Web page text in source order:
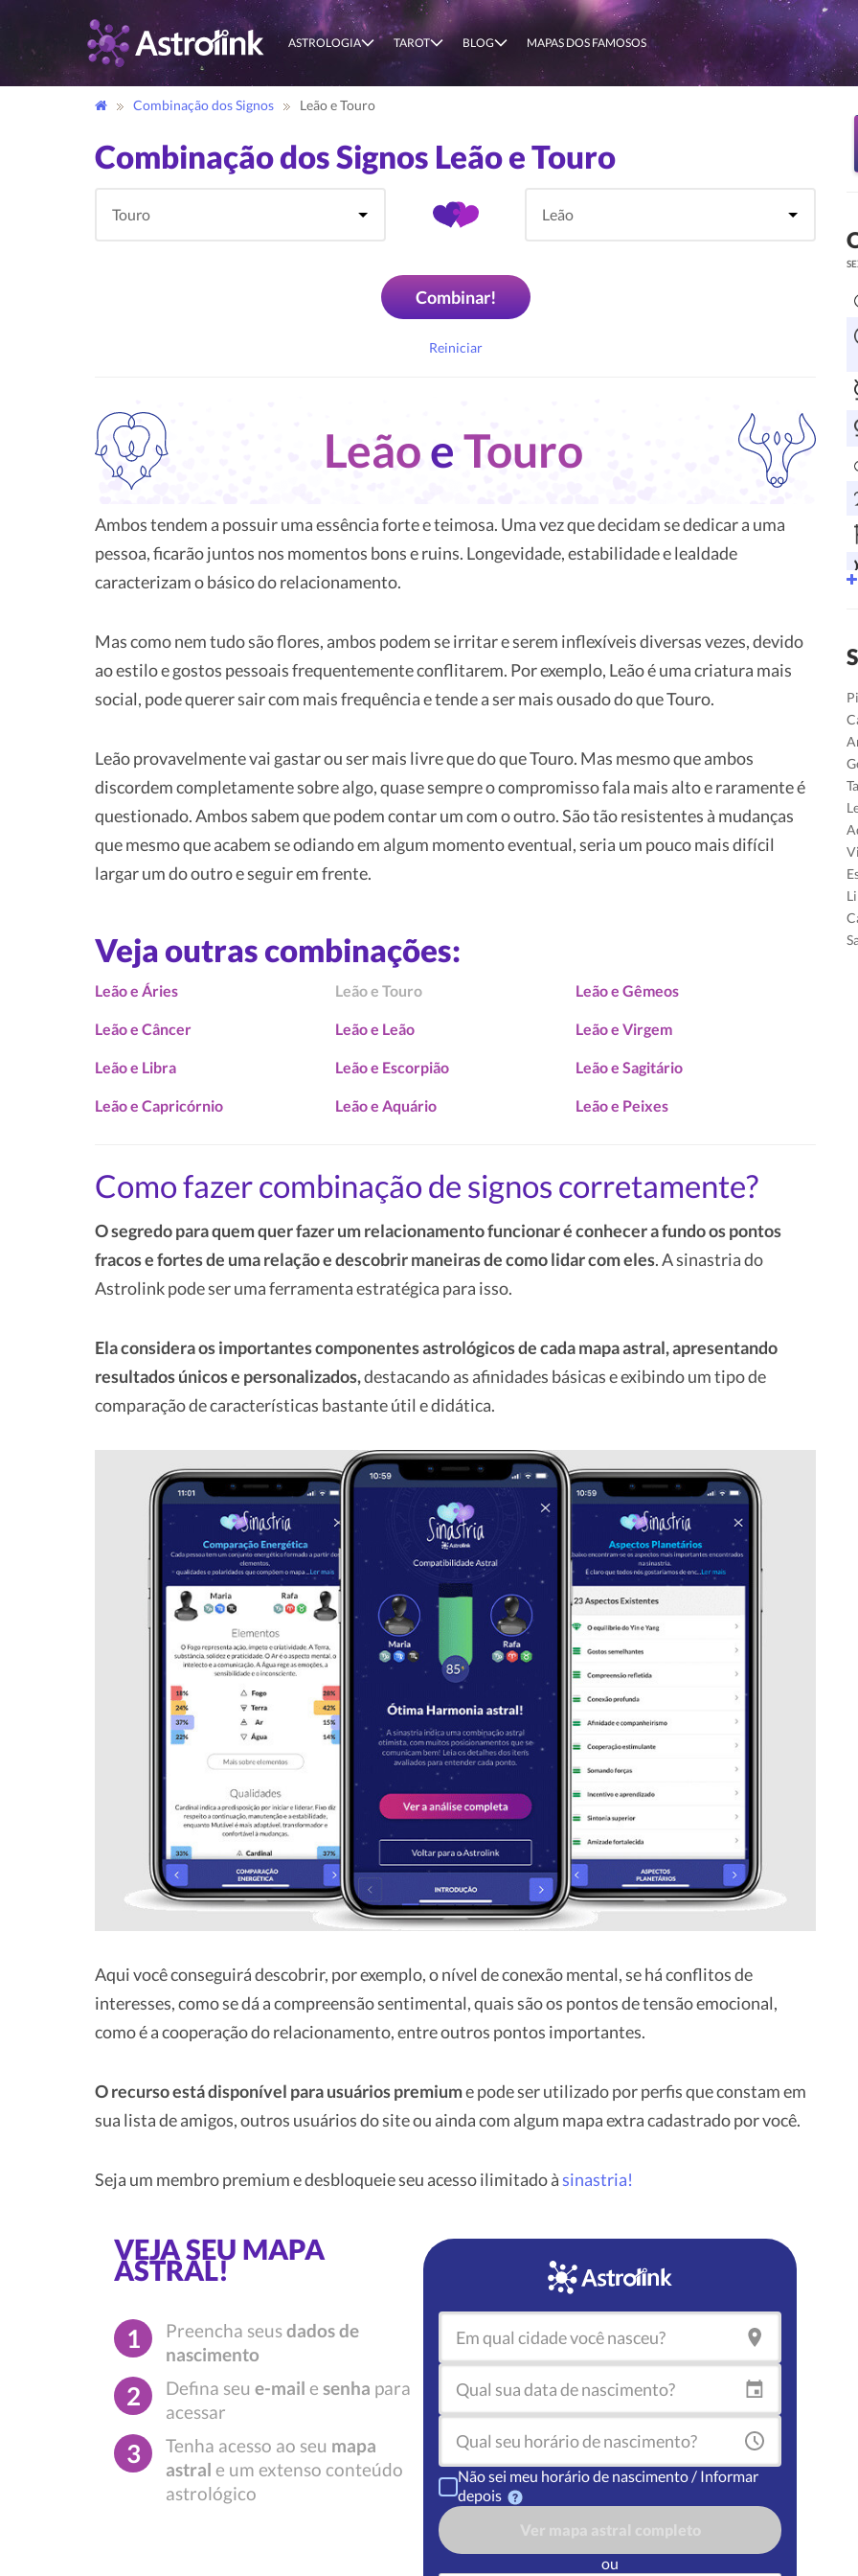
ASTROLOGIA TAROT BLOG MAPAS DOS FAMOSOS
Combinação dos Signos Leão e Touro
Combinação dos Signos Leão e Touro
Combinar!
Reiniciar
LeãoeTouro
Ambos tendem a possuir uma essência forte e teimosa. Uma vez que decidam se dedicar a uma
pessoa, ficarão juntos nos momentos bons e ruins. Longevidade, estabilidade e lealdade
caracterizam o básico do relacionamento.
Mas como nem tudo são flores, ambos podem se irritar e serem inflexíveis diversas vezes, devido
ao estilo e gostos pessoais frequentemente conflitarem. Por exemplo, Leão é uma criatura mais
social, pode querer sair com mais frequência e tende a ser mais ousado do que Touro.
Leão provavelmente vai gastar ou ser mais livre que do que Touro. Mas mesmo que ambos
discordem completamente sobre algo, quase sempre o compromisso fala mais alto e raramente é
questionado. Ambos sabem que podem contar um com o outro. São tão resistentes à mudanças
que mesmo que acabem se odiando em algum momento eventual, seria um pouco mais difícil
largar um do outro e seguir em frente.
Veja outras combinações:
Leão e Áries Leão e Touro Leão e Gêmeos
Leão e Câncer Leão e Leão Leão e Virgem
Leão e Libra Leão e Escorpião Leão e Sagitário
Leão e Capricórnio Leão e Aquário Leão e Peixes
Como fazer combinação de signos corretamente?
O segredo para quem quer fazer um relacionamento funcionar é conhecer a fundo os pontos
fracos e fortes de uma relação e descobrir maneiras de como lidar com eles. A sinastria do
Astrolink pode ser uma ferramenta estratégica para isso.
Ela considera os importantes componentes astrológicos de cada mapa astral, apresentando
resultados únicos e personalizados,destacando as afinidades básicas e exibindo um tipo de
comparação de características bastante útil e didática.
Aqui você conseguirá descobrir, por exemplo, o nível de conexão mental, se há conflitos de
interesses, como se dá a compreensão sentimental, quais são os pontos de tensão emocional,
como é a cooperação do relacionamento, entre outros pontos importantes.
O recurso está disponível para usuários premiume pode ser utilizado por perfis que constam em
sua lista de amigos, outros usuários do site ou ainda com algum mapa extra cadastrado por você.
Seja um membro premium e desbloqueie seu acesso ilimitado àsinastria!
VEJA SEU MAPA
ASTRAL!
1 Preencha seusdados de
nascimento
2 Defina seu e-mail e senha para
acessar
3 Tenha acesso ao seu mapa
astral e um extenso conteúdo
astrológico
Não sei meu horário de nascimento / Informar
depois
ou